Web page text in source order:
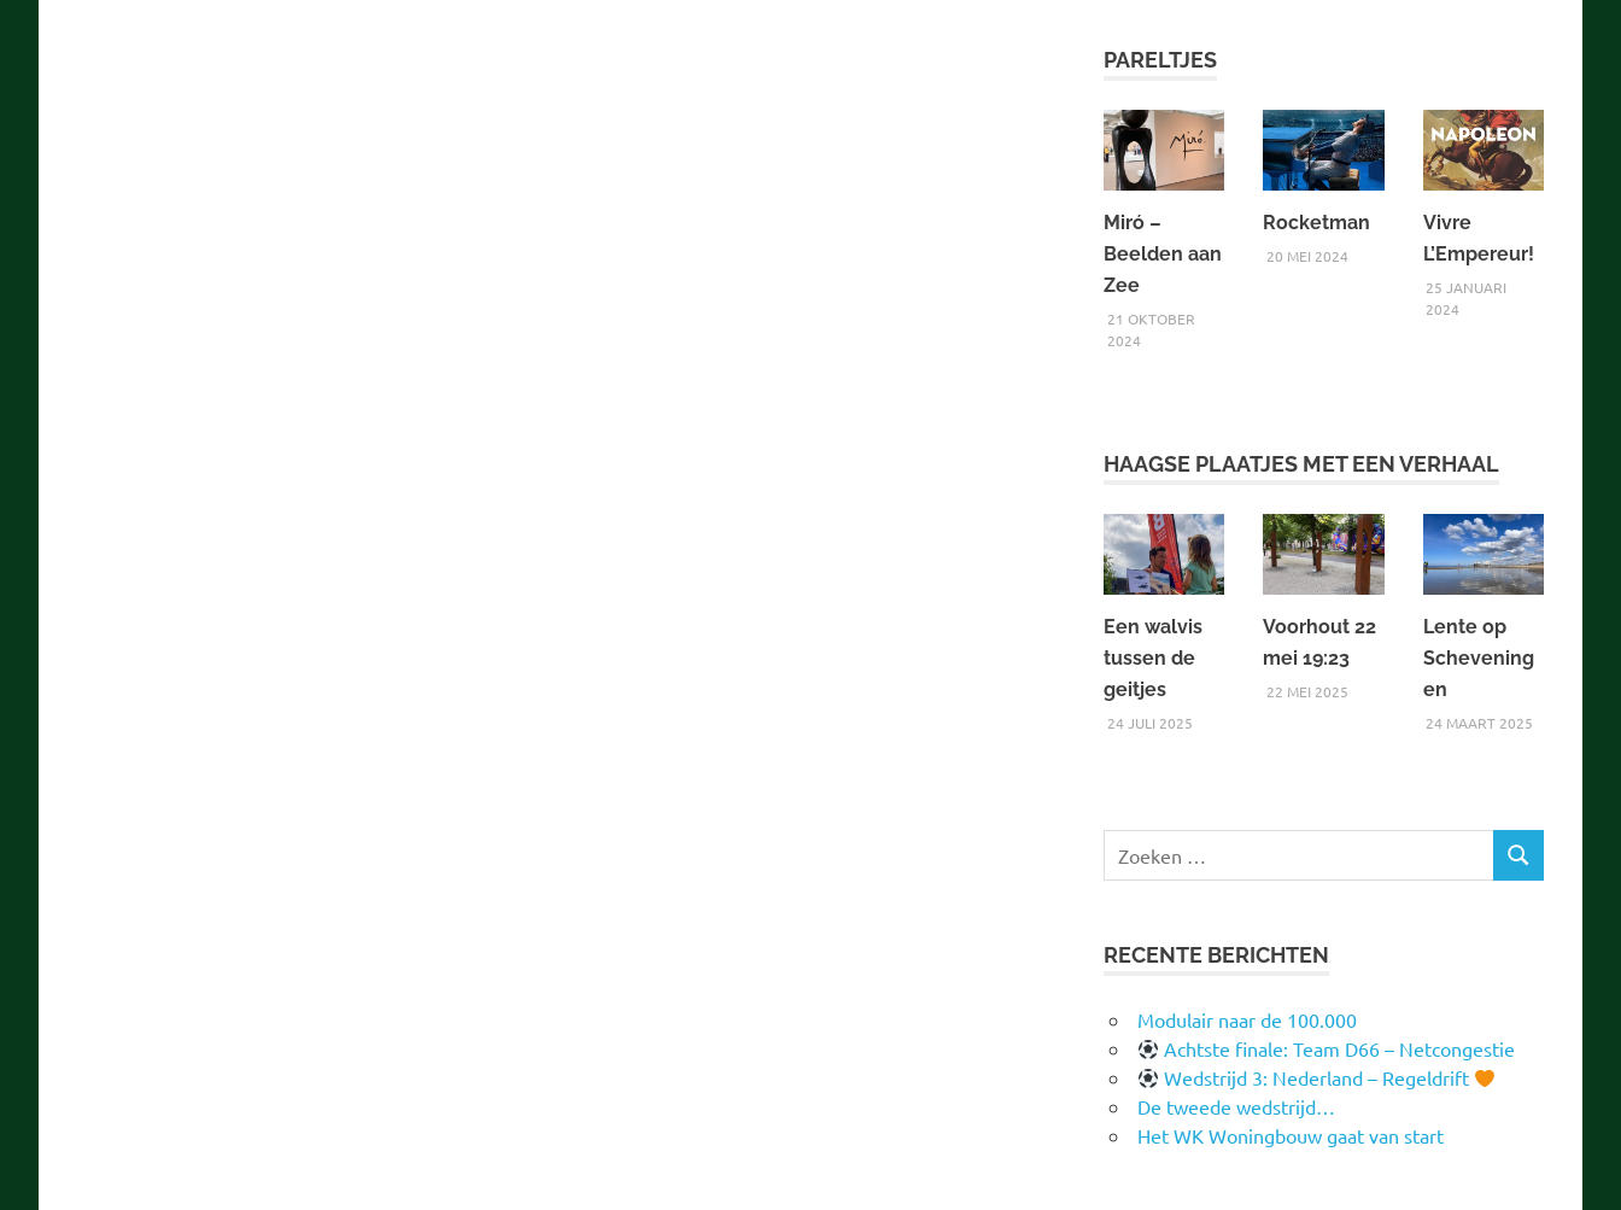
PARELTJES
Miró –
Beelden aan
Zee
21 OKTOBER
2024
Rocketman
20 MEI 2024
Vivre
L’Empereur!
25 JANUARI
2024
HAAGSE PLAATJES MET EEN VERHAAL
Een walvis
tussen de
geitjes
24 JULI 2025
Voorhout 22
mei 19:23
22 MEI 2025
Lente op
Schevening
en
24 MAART 2025
naar:
ZOEKEN
RECENTE BERICHTEN
Modulair naar de 100.000
Achtste finale: Team D66 – Netcongestie
Wedstrijd 3: Nederland – Regeldrift
De tweede wedstrijd…
Het WK Woningbouw gaat van start